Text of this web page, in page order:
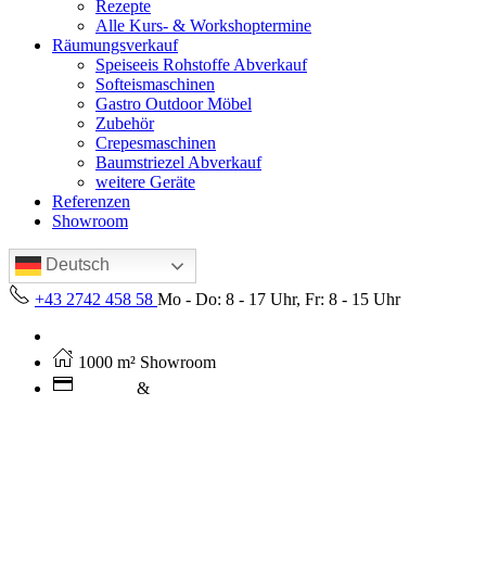
Rezepte
Alle Kurs- & Workshoptermine
Räumungsverkauf
Speiseeis Rohstoffe Abverkauf
Softeismaschinen
Gastro Outdoor Möbel
Zubehör
Crepesmaschinen
Baumstriezel Abverkauf
weitere Geräte
Referenzen
Showroom
Deutsch
+43 2742 458 58 Mo - Do: 8 - 17 Uhr, Fr: 8 - 15 Uhr
1000 m² Showroom
&